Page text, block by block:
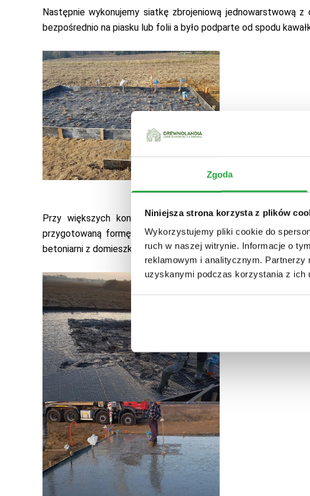
Zgoda
Niniejsza strona korzysta z plików
Wykorzystujemy pliki cookie do
ruch w naszej witrynie. Informacje o
reklamowym i analitycznym. Partnerzy
uzyskanymi podczas korzystania z ich
Następnie wykonujemy siatkę zbrojeniową jednowarstwową
bezpośrednio na piasku lub folii a było podparte od spodu
Przy większych konstrukcjach sugerujemy wykonanie po
przygotowaną formę wlewamy beton. Możemy również
betoniarni z domieszką włókien polipropylenowych.